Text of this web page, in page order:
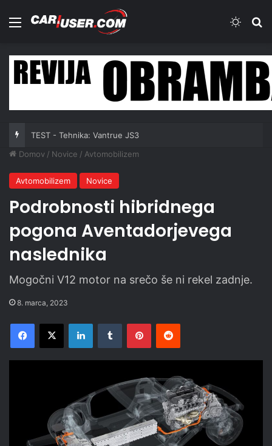
Meni
TEST - Tehnika: Vantrue JS3
Domov / Novice / Avtomobilizem
Avtomobilizem Novice
Podrobnosti hibridnega
pogona Aventadorjevega
naslednika
Mogočni V12 motor na srečo še ni rekel zadnje.
8. marca, 2023
Facebook
X LinkedInTumblr PinterestReddit